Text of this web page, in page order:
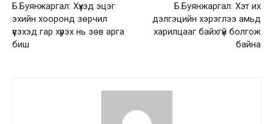
Б.Буянжаргал: Хүүхэд эцэг
эхийн хооронд зөрчил
үүсэхэд гар хүрэх нь зөв арга
биш
Б.Буянжаргал: Хэт их
дэлгэцийн хэрэглээ амьд
харилцааг байхгүй болгож
байна